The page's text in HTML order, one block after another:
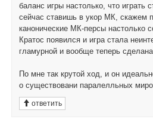
баланс игры настолько, что играть
сейчас ставишь в укор МК, скажем
канонические МК-персы настолько
Кратос появился и игра стала
гламурной и вообще теперь
По мне так крутой ход, и он
о существовани паралелльных
ответить